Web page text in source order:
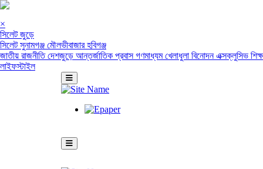
×
সিলেট জুড়ে
সিলেটসুনামগঞ্জ মৌলভীবাজারহবিগঞ্জ
জাতীয় রাজনীতিদেশজুড়ে আন্তর্জাতিক প্রবাসগণমাধ্যমখেলাধুলা বিনোদনএক্সক্লুসিভ
লাইফস্টাইল